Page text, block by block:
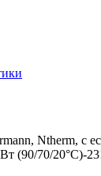
Ntherm, с
(90/70/20°C)-